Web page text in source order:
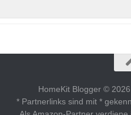
HomeKit Blogger ©
* Partnerlinks sind mit *